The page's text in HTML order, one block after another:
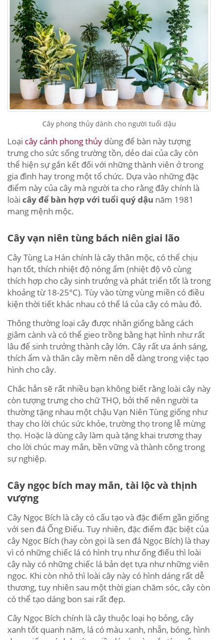
Cây phong thủy dành cho người tuổi dậu
Loại cây cảnh phong thủy dùng để bàn này tượng
trưng cho sức sống trường tồn, dẻo dai của cây còn
thể hiện sự gắn kết đối với những thành viên ở trong
gia đình hay trong một tổ chức. Dựa vào những đặc
điểm này của cây mà người ta cho rằng đây chính là
loài cây để bàn hợp với tuổi quý dậu năm 1981
mang mệnh mộc.
Cây vạn niên tùng bách niên giai lão
Cây Tùng La Hán chính là cây thân mộc, có thể chịu
hạn tốt, thích nhiệt độ nóng ẩm (nhiệt độ vô cùng
thích hợp cho cây sinh trưởng và phát triển tốt là trong
khoảng từ 18-25°C). Tùy vào từng vùng miền có điều
kiện thời tiết khác nhau có thể lá của cây có màu đỏ.
Thông thường loại cây được nhân giống bằng cách
giâm cành và có thể gieo trồng bằng hạt hình như rất
lâu để sinh trưởng thành cây lớn. Cây rất ưa ánh sáng,
thích ẩm và thân cây mềm nên dễ dàng trong việc tạo
hình cho cây.
Chắc hẳn sẽ rất nhiều bạn không biết rằng loài cây này
còn tượng trưng cho chữ THỌ, bởi thế nên người ta
thường tặng nhau một chậu Vạn Niên Tùng giống như
thay cho lời chúc sức khỏe, trường thọ trong lễ mừng
thọ. Hoặc là dùng cây làm quà tặng khai trương thay
cho lời chúc may mắn, bền vững và thành công trong
sự nghiệp.
Cây ngọc bích may mắn, tài lộc và thịnh
vượng
Cây Ngọc Bích là cây có cấu tạo và đặc điểm gần giống
với sen đá Ống Điếu. Tuy nhiên, đặc điểm đặc biệt của
cây Ngọc Bích (hay còn gọi là sen đá Ngọc Bích) là thay
vì có những chiếc lá có hình trụ như ống điếu thì loài
cây này có những chiếc lá bản dẹt tựa như những viên
ngọc. Khi còn nhỏ thì loài cây này có hình dáng rất dễ
thương, tuy nhiên sau một thời gian chăm sóc, cây còn
có thể tạo dáng bon sai rất đẹp.
Cây Ngọc Bích chính là cây thuộc loại họ bỏng, cây
xanh tốt quanh năm, lá có màu xanh, nhẵn, bóng, hình